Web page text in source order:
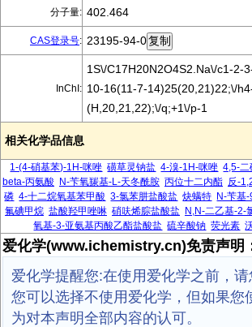
分子量: 402.464
CAS登录号: 23195-94-0
InChI:
1S\/C17H20N2O4S2.Na\/c1-
10-16(11-7-14)25(20,21)22;\/
(H,20,21,22);\/q;+1\/p-1
相关化学品信息
1-(4-硝基苯)-1H-咪唑 磺草灵钠盐 4-溴-1H-咪唑 4,5-二
beta-丙氨酸
N-苄氧羰基-L-天冬酰胺 丙位十二内酯 反-
磷 4-十二烷氧基苯甲酸 3-氯苯肼盐酸盐 炔螨特 N-苄基
氟碘甲烷 盐酸羟甲唑啉 硝呋烯腙盐酸盐 N,N-二乙基-2-
氧基-3-亚氨基丙酸乙酯盐酸盐 硫辛酸钠 荧光素
爱化学(www.ichemistry.cn)免责声明
爱化学提醒您:在使用爱化学之前，
您可以选择不使用爱化学，但如果
为对本声明全部内容的认可。